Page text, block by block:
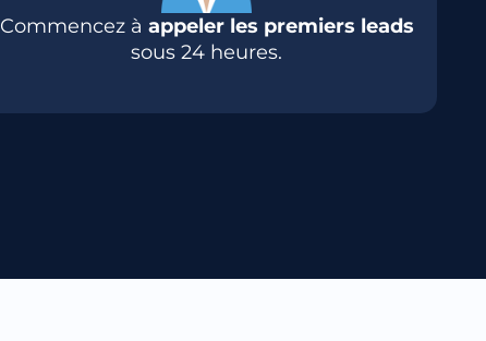
Commencez à appeler les premiers leads
sous 24 heures.